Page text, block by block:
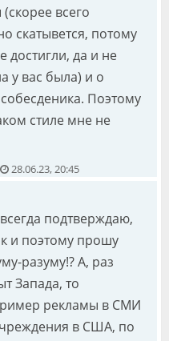
всего
скатывется, потому
достигли, да и не
у вас была) и о
Поэтому
стиле мне не
28.06.23, 20:45
подтверждаю,
и поэтому прошу
разуму!? А, раз
Запада, то
рекламы в СМИ
в США, по